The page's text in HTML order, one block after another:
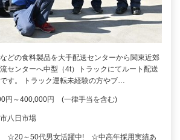
どの食料製品を大手配送センターから関東近郊
センターへ中型（4t）トラックにてルート配送
す。 トラック運転未経験の方やブ…
円～400,000円 (一律手当を含む)
八日市場
☆20～50代男女活躍中! ☆中高年採用実績あ